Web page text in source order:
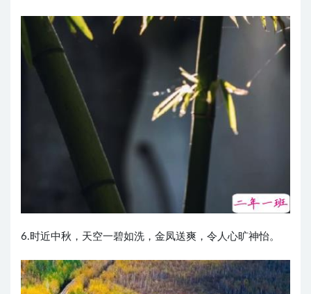
6.时近中秋，天空一碧如洗，金凤送爽，令人心旷神怡。